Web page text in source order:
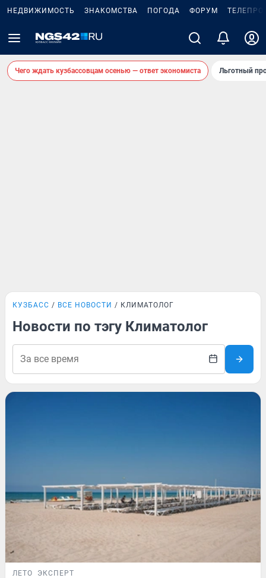
НЕДВИЖИМОСТЬ ЗНАКОМСТВА ПОГОДА ФОРУМ
Чего ждать кузбассовцам осенью — ответ экономиста Льготный
КУЗБАСС ВСЕ НОВОСТИ КЛИМАТОЛОГ
Новости по тэгу Климатолог
ЛЕТО ЭКСПЕРТ